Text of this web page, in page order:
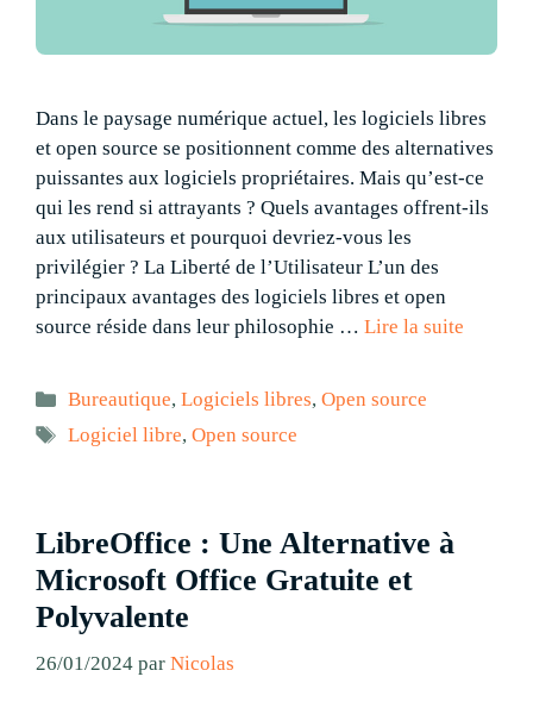
Dans le paysage numérique actuel, les logiciels libres
et open source se positionnent comme des alternatives
puissantes aux logiciels propriétaires. Mais qu’est-ce
qui les rend si attrayants ? Quels avantages offrent-ils
aux utilisateurs et pourquoi devriez-vous les
privilégier ? La Liberté de l’Utilisateur L’un des
principaux avantages des logiciels libres et open
source réside dans leur philosophie … Lire la suite
Catégories
Bureautique,Logiciels libres,Open source
Étiquettes
Logiciel libre,Open source
LibreOffice : Une Alternative à
Microsoft Office Gratuite et
Polyvalente
26/01/2024 par Nicolas